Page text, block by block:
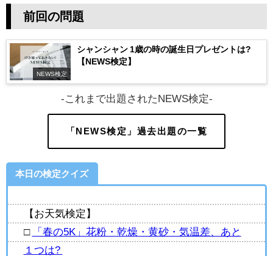
前回の問題
NEWS検定
シャンシャン 1歳の時の誕生日プレゼントは?
【NEWS検定】
-これまで出題されたNEWS検定-
「NEWS検定」過去出題の一覧
本日の検定クイズ
【お天気検定】
□
「春の5K」花粉・乾燥・黄砂・気温差、あと
１つは?